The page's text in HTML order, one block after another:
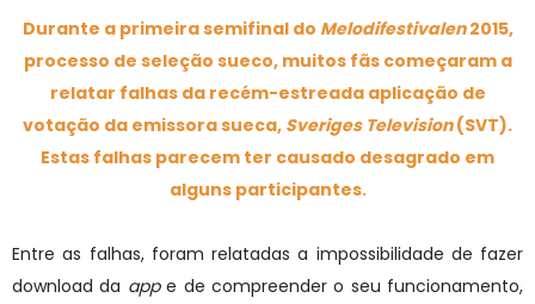
Durante a primeira semifinal do Melodifestivalen2015,
processo de seleção sueco, muitos fãs começaram a
relatar falhas da recém-estreada aplicação de
votação da emissora sueca, Sveriges Television(SVT).
Estas falhas parecem ter causado desagrado em
alguns participantes.
Entre as falhas, foram relatadas a impossibilidade de fazer
download da appe de compreender o seu funcionamento,